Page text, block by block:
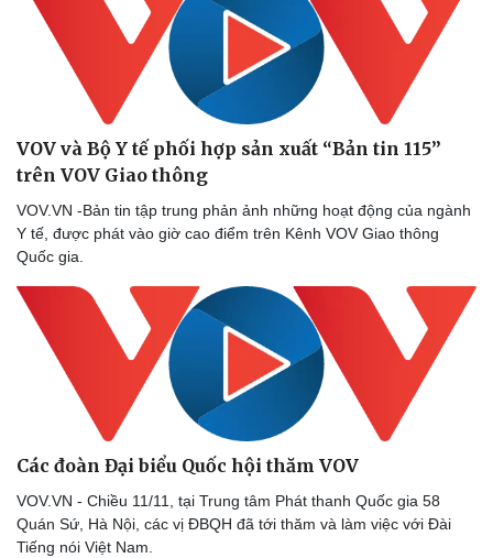
Thể thao
Bóng đá
Lịch thi đấu bóng đá
Thế giới thể thao
Ô tô - Xe máy
Ô tô
Xe máy
Tư vấn
VOV và Bộ Y tế phối hợp sản xuất “Bản tin 115”
trên VOV Giao thông
VOV.VN -Bản tin tập trung phản ảnh những hoạt động của ngành
Y tế, được phát vào giờ cao điểm trên Kênh VOV Giao thông
Quốc gia.
Các đoàn Đại biểu Quốc hội thăm VOV
VOV.VN - Chiều 11/11, tại Trung tâm Phát thanh Quốc gia 58
Quán Sứ, Hà Nội, các vị ĐBQH đã tới thăm và làm việc với Đài
Tiếng nói Việt Nam.